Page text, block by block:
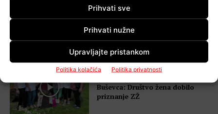
Prihvati sve
Prihvati nužne
Upravljajte pristankom
Politika kolačića Politika privatnosti
VIDEO Šebalj upozorava nakon
nove tragedije: “Romobili uopće
nisu zafrkancija”
Buševca: Društvo žena dobilo
priznanje ZŽ